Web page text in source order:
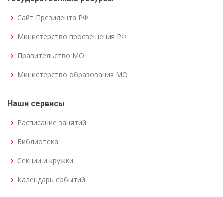
Сайт Президента РФ
Министерство просвещения РФ
Правительство МО
Министерство образования МО
Наши сервисы
Расписание занятий
Библиотека
Секции и кружки
Календарь событий